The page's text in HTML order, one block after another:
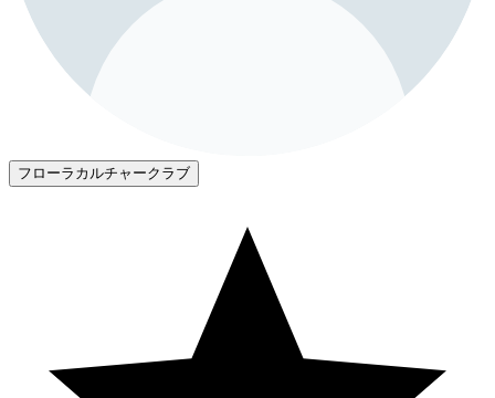
フローラカルチャークラブ